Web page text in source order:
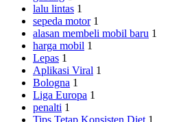
lalu lintas 1
sepeda motor 1
alasan membeli mobil baru 1
harga mobil 1
Lepas 1
Aplikasi Viral 1
Bologna 1
Liga Europa 1
penalti 1
Tips Tetap Konsisten Diet 1